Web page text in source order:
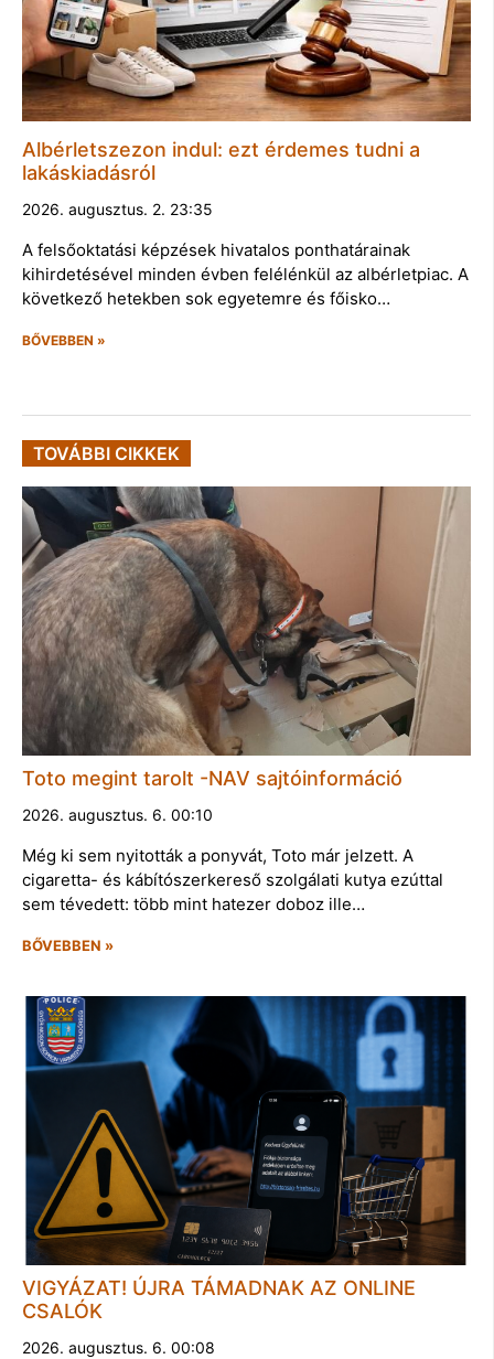
Albérletszezon indul: ezt érdemes tudni a
lakáskiadásról
2026. augusztus. 2. 23:35
A felsőoktatási képzések hivatalos ponthatárainak
kihirdetésével minden évben felélénkül az albérletpiac. A
következő hetekben sok egyetemre és főisko…
BŐVEBBEN »
TOVÁBBI CIKKEK
Toto megint tarolt -NAV sajtóinformáció
2026. augusztus. 6. 00:10
Még ki sem nyitották a ponyvát, Toto már jelzett. A
cigaretta- és kábítószerkereső szolgálati kutya ezúttal
sem tévedett: több mint hatezer doboz ille…
BŐVEBBEN »
VIGYÁZAT! ÚJRA TÁMADNAK AZ ONLINE
CSALÓK
2026. augusztus. 6. 00:08